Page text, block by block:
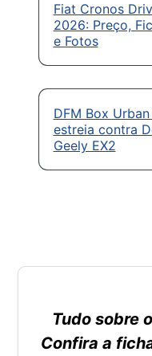
Fiat Cronos
2026: Preço,
e Fotos
DFM Box
estreia contra
Geely EX2
Tudo sobre
Confira a